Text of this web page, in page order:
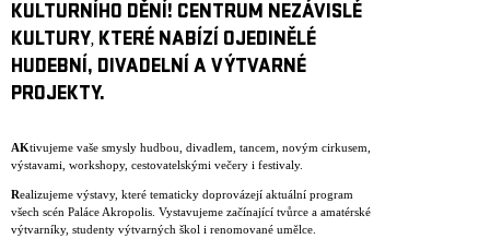
KULTURNÍHO DĚNÍ! CENTRUM NEZÁVISLÉ
KULTURY, KTERÉ NABÍZÍ OJEDINĚLÉ
HUDEBNÍ, DIVADELNÍ A VÝTVARNÉ
PROJEKTY.
AKtivujeme vaše smysly hudbou, divadlem, tancem, novým cirkusem,
výstavami, workshopy, cestovatelskými večery i festivaly.
Realizujeme výstavy, které tematicky doprovázejí aktuální program
všech scén Paláce Akropolis. Vystavujeme začínající tvůrce a amatérské
výtvarníky, studenty výtvarných škol i renomované umělce.